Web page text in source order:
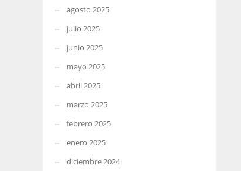
agosto 2025
julio 2025
junio 2025
mayo 2025
abril 2025
marzo 2025
febrero 2025
enero 2025
diciembre 2024